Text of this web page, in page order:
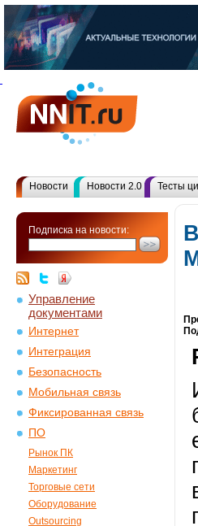
Новости Новости 2.0 Тесты
Подписка на новости:
Управление
документами
Интернет
Интеграция
Безопасность
Мобильная связь
Фиксированная связь
ПО
Рынок ПК
Маркетинг
Торговые сети
Оборудование
Outsourcing